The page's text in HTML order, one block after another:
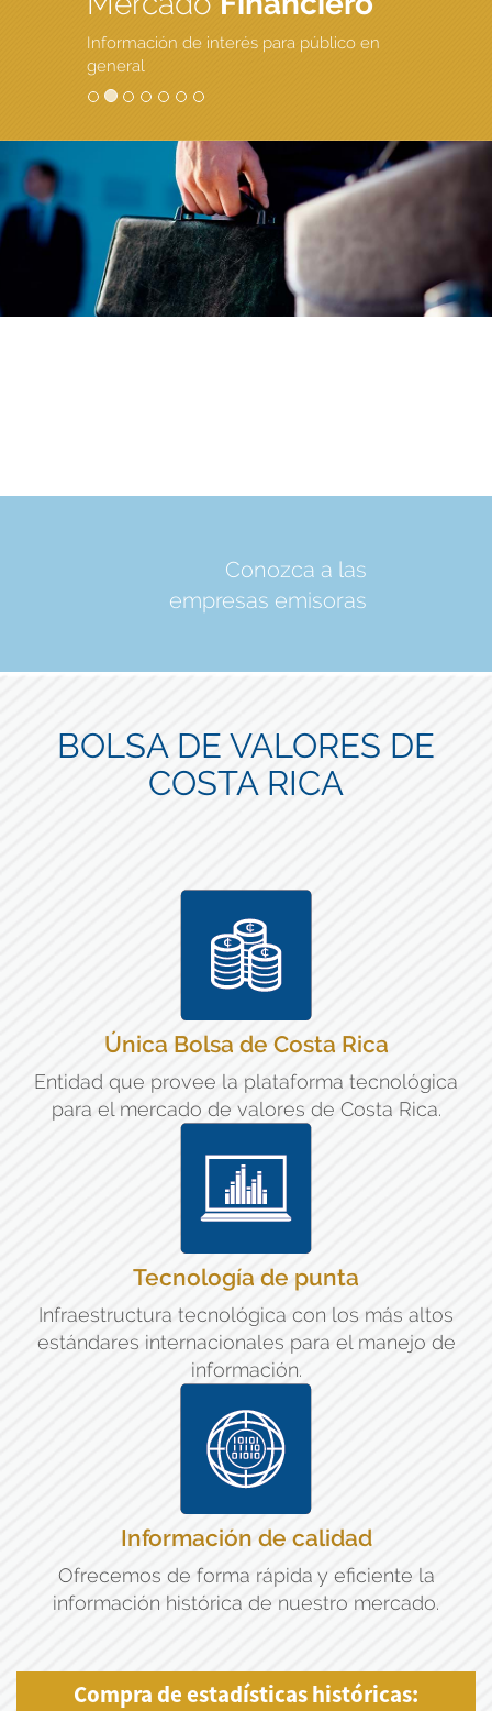
Información de interés para público en
general
Conozca a las
empresas emisoras
BOLSA DE VALORES DE
COSTA RICA
Única Bolsa de Costa Rica
Entidad que provee la plataforma tecnológica
para el mercado de valores de Costa Rica.
Tecnología de punta
Infraestructura tecnológica con los más altos
estándares internacionales para el manejo de
información.
Información de calidad
Ofrecemos de forma rápida y eficiente la
información histórica de nuestro mercado.
Compra de estadísticas históricas: